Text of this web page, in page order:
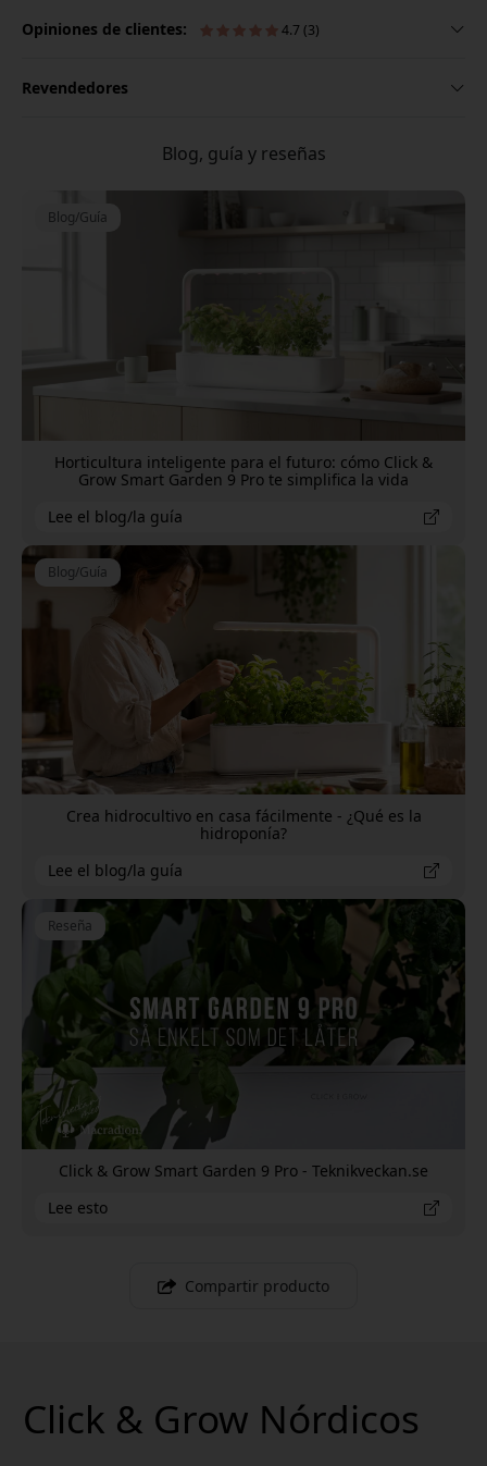
Opiniones de clientes: 4.7 (3)
Revendedores
Blog, guía y reseñas
Blog/Guía
Horticultura inteligente para el futuro: cómo Click &
Grow Smart Garden 9 Pro te simplifica la vida
Lee el blog/la guía
Blog/Guía
Crea hidrocultivo en casa fácilmente - ¿Qué es la
hidroponía?
Lee el blog/la guía
Reseña
Click & Grow Smart Garden 9 Pro - Teknikveckan.se
Lee esto
Compartir producto
Click & Grow Nórdicos